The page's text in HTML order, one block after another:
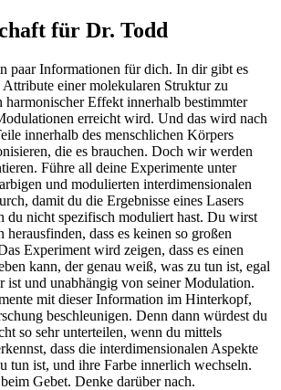
für Dr. Todd
paar Informationen für dich. In dir gibt es
einer molekularen Struktur zu
harmonischer Effekt innerhalb bestimmter
erreicht wird. Und das wird nach
innerhalb des menschlichen Körpers
die es brauchen. Doch wir werden
Führe all deine Experimente unter
und modulierten interdimensionalen
damit du die Ergebnisse eines Lasers
du nicht spezifisch moduliert hast. Du wirst
herausfinden, dass es keinen so großen
Experiment wird zeigen, dass es einen
kann, der genau weiß, was zu tun ist, egal
ist und unabhängig von seiner Modulation.
mit dieser Information im Hinterkopf,
beschleunigen. Denn dann würdest du
so sehr unterteilen, wenn du mittels
dass die interdimensionalen Aspekte
tun ist, und ihre Farbe innerlich wechseln.
Gebet. Denke darüber nach.